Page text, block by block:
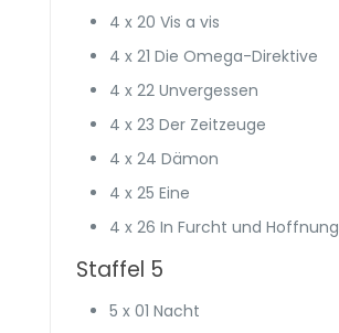
4 x 20 Vis a vis
4 x 21 Die Omega-Direktive
4 x 22 Unver­gessen
4 x 23 Der Zeitzeuge
4 x 24 Dämon
4 x 25 Eine
4 x 26 In Furcht und Hoffnung
Staffel 5
5 x 01 Nacht